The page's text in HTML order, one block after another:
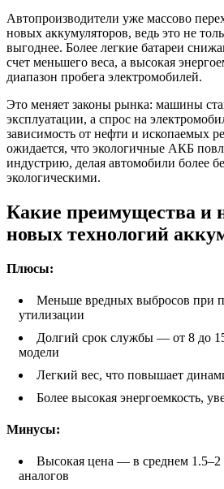
Автопроизводители уже массово
новых аккумуляторов, ведь это не
выгоднее. Более легкие батареи
счет меньшего веса, а высокая
диапазон пробега электромобилей.
Это меняет законы рынка: машины
эксплуатации, а спрос на
зависимость от нефти и ископаемых
ожидается, что экологичные АКБ
индустрию, делая автомобили более
экологическими.
Какие преимущества и
новых технологий
Плюсы:
Меньше вредных выбросов при
утилизации
Долгий срок службы — от 8 до
модели
Легкий вес, что повышает
Более высокая энергоемкость,
Минусы:
Высокая цена — в среднем 1.5–2
аналогов